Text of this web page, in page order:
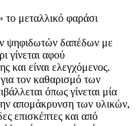
μεταλλικό φαράσι
ψηφιδωτών δαπέδων με
γίνεται αφού
και είναι ελεγχόμενος.
τον καθαρισμό των
όπως γίνεται μία
απομάκρυνση των υλικών,
επισκέπτες και από